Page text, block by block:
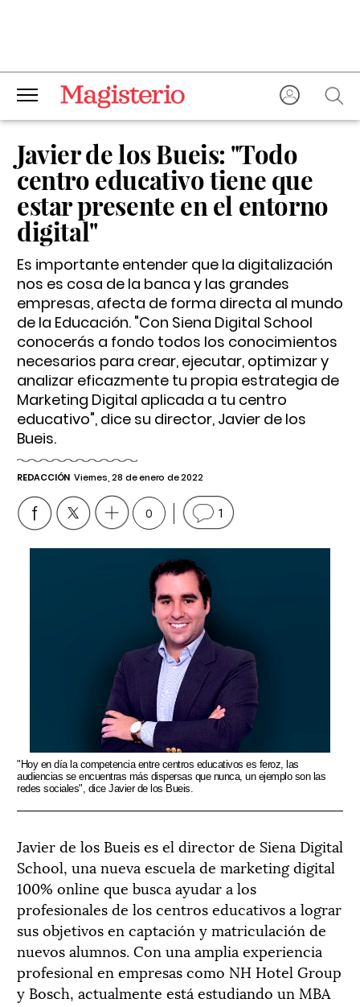
Javier de los Bueis: "Todo
centro educativo tiene que
estar presente en el entorno
digital"
Es importante entender que la digitalización
nos es cosa de la banca y las grandes
empresas, afecta de forma directa al mundo
de la Educación. "Con Siena Digital School
conocerás a fondo todos los conocimientos
necesarios para crear, ejecutar, optimizar y
analizar eficazmente tu propia estrategia de
Marketing Digital aplicada a tu centro
educativo", dice su director, Javier de los
Bueis.
REDACCIÓN Viernes, 28 de enero de 2022
0 1
"Hoy en día la competencia entre centros educativos es feroz, las
audiencias se encuentras más dispersas que nunca, un ejemplo son las
redes sociales", dice Javier de los Bueis.
Javier de los Bueis es el director de Siena Digital
School, una nueva escuela de marketing digital
100% online que busca ayudar a los
profesionales de los centros educativos a lograr
sus objetivos en captación y matriculación de
nuevos alumnos. Con una amplia experiencia
profesional en empresas como NH Hotel Group
y Bosch, actualmente está estudiando un MBA